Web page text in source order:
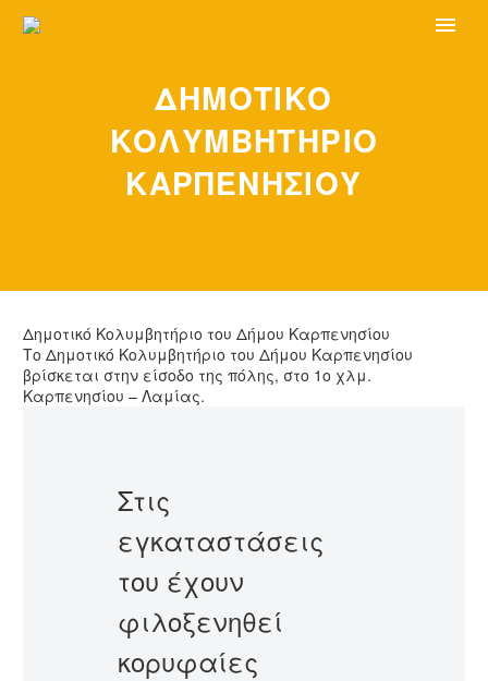
ΔΗΜΟΤΙΚΟ
ΚΟΛΥΜΒΗΤΗΡΙΟ
ΚΑΡΠΕΝΗΣΙΟΥ
Δημοτικό Κολυμβητήριο του Δήμου Καρπενησίου
Το Δημοτικό Κολυμβητήριο του Δήμου Καρπενησίου
βρίσκεται στην είσοδο της πόλης, στο 1ο χλμ.
Καρπενησίου – Λαμίας.
Στις
εγκαταστάσεις
του έχουν
φιλοξενηθεί
κορυφαίες